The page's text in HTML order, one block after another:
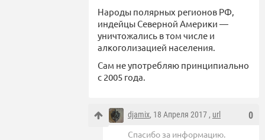
Народы полярных регионов РФ,
индейцы Северной Америки —
уничтожались в том числе и
алкоголизацией населения.
Сам не употребляю принципиально
с 2005 года.
0
djamix, 18 Апреля 2017 , url
Спасибо за информацию.